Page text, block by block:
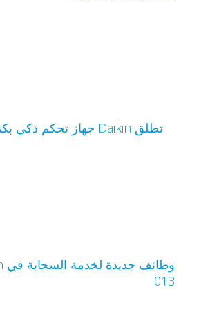
تطلق Daikin جهاز تحكم ذكي بكمبيوتر لوحي جديد